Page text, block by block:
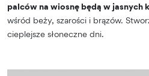
palców na wiosnę będą w jasnych
wśród beży, szarości i brązów.
cieplejsze słoneczne dni.